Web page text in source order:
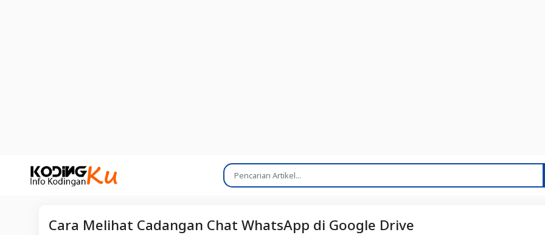
Cara Melihat Cadangan Chat WhatsApp di Google Drive